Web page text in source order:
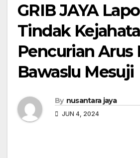
GRIB JAYA
Tindak
Pencurian Arus
Bawaslu Mesuji
By nusantara jaya
JUN 4, 2024